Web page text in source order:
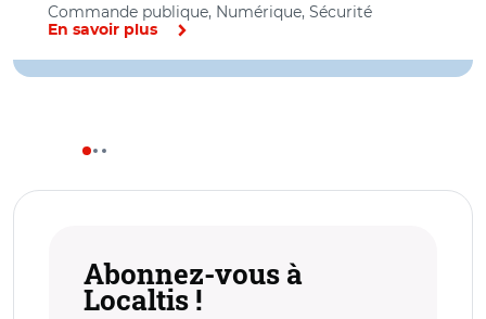
Commande publique, Numérique, Sécurité
En savoir plus
Abonnez-vous à
Localtis !